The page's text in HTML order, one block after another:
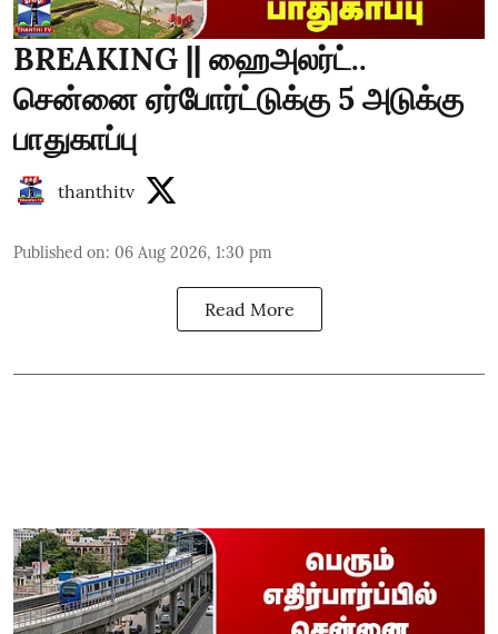
BREAKING || ஹைஅலர்ட்..
சென்னை ஏர்போர்ட்டுக்கு 5 அடுக்கு
பாதுகாப்பு
thanthitv
Published on: 06 Aug 2026, 1:30 pm
Read More